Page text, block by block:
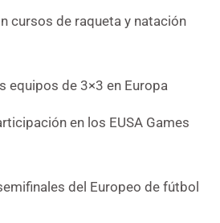
cursos de raqueta y natación
equipos de 3×3 en Europa
en los EUSA Games
del Europeo de fútbol